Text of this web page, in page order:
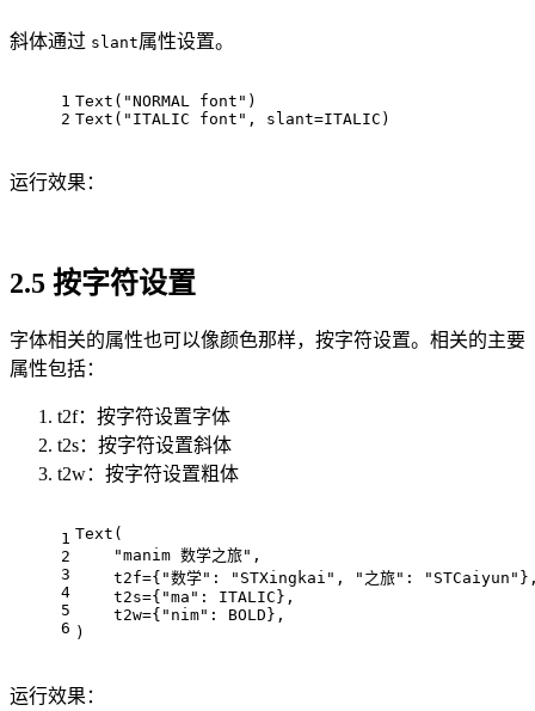
斜体通过 slant属性设置。
1
2
Text("NORMAL font")
Text("ITALIC font", slant=ITALIC)
运行效果：
2.5 按字符设置
字体相关的属性也可以像颜色那样，按字符设置。相关的主要
属性包括：
t2f：按字符设置字体
t2s：按字符设置斜体
t2w：按字符设置粗体
1
2
3
4
5
6
Text(
    "manim 数学之旅",
t2f={"数学": "STXingkai", "之旅":
    t2s={"ma": ITALIC},
    t2w={"nim": BOLD},
)
运行效果：